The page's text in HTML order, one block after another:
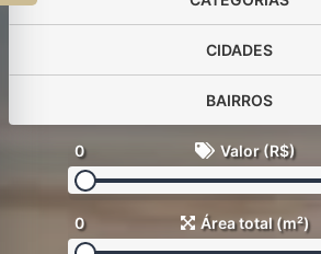
CIDADES
BAIRROS
0 Valor (R$)
0 Área total (m²)